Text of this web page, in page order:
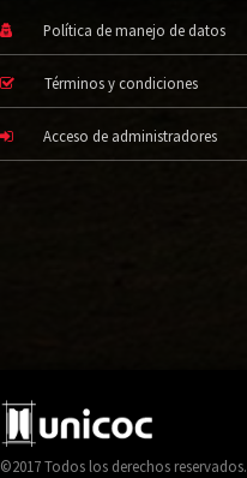
Política de manejo de datos
Términos y condiciones
Acceso de administradores
©2017 Todos los derechos reservados.